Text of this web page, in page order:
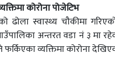
कोरोना पोजेटिभ
ढोला स्वास्थ्य चौकीमा
अन्तरत वडा नं ३ मा
व्यक्तिमा कोरोना